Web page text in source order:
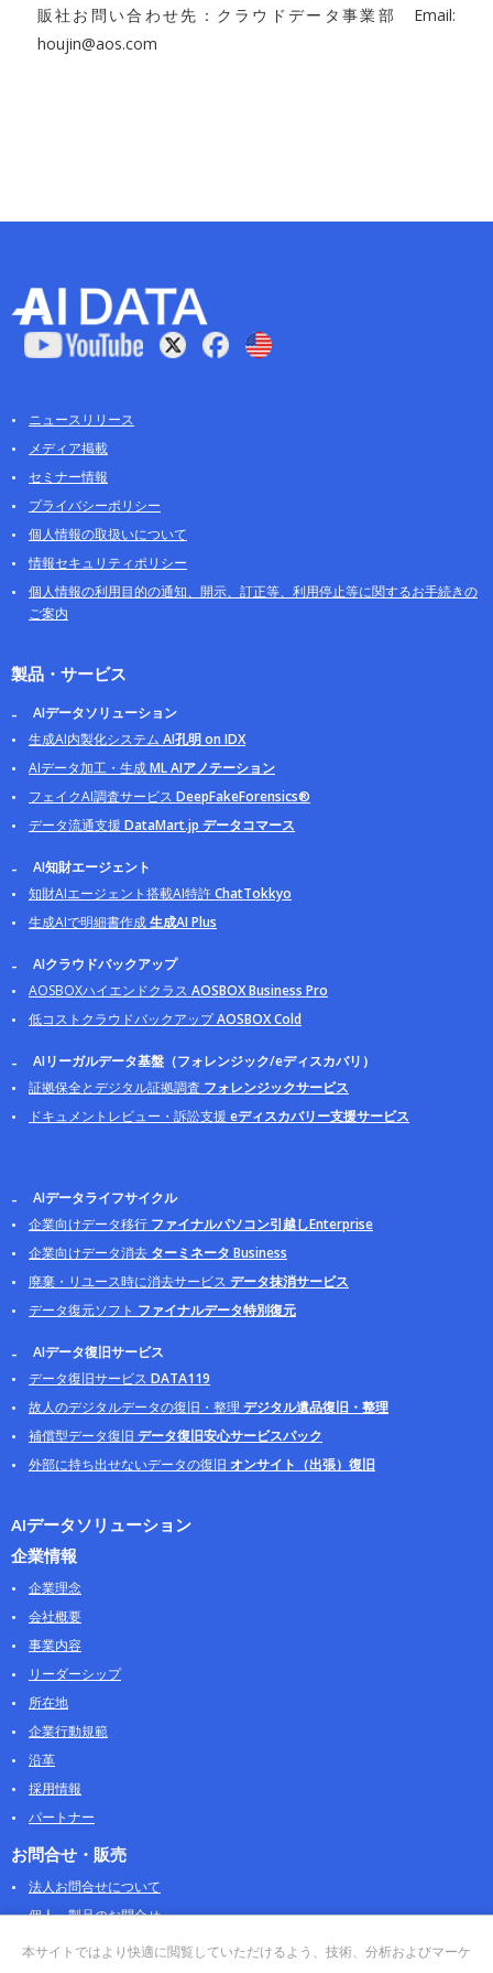
販社お問い合わせ先：クラウドデータ事業部 Email:
houjin@aos.com
ニュースリリース
メディア掲載
セミナー情報
プライバシーポリシー
個人情報の取扱いについて
情報セキュリティポリシー
個人情報の利用目的の通知、開示、訂正等、利用停止等に関するお手続きの
ご案内
製品・サービス
AIデータソリューション
生成AI内製化システム AI孔明 on IDX
AIデータ加工・生成ML AIアノテーション
フェイクAI調査サービス DeepFakeForensics®
データ流通支援 DataMart.jp データコマース
AI知財エージェント
知財AIエージェント搭載AI特許ChatTokkyo
生成AIで明細書作成生成AI Plus
AIクラウドバックアップ
AOSBOXハイエンドクラス AOSBOX Business Pro
低コストクラウドバックアップAOSBOX Cold
AIリーガルデータ基盤（フォレンジック/eディスカバリ）
証拠保全とデジタル証拠調査 フォレンジックサービス
ドキュメントレビュー・訴訟支援 eディスカバリー支援サービス
AIデータライフサイクル
企業向けデータ移行 ファイナルパソコン引越しEnterprise
企業向けデータ消去 ターミネータ Business
廃棄・リユース時に消去サービス データ抹消サービス
データ復元ソフト ファイナルデータ特別復元
AIデータ復旧サービス
データ復旧サービス DATA119
故人のデジタルデータの復旧・整理 デジタル遺品復旧・整理
補償型データ復旧 データ復旧安心サービスパック
外部に持ち出せないデータの復旧 オンサイト（出張）復旧
AIデータソリューション
企業情報
企業理念
会社概要
事業内容
リーダーシップ
所在地
企業行動規範
沿革
採用情報
パートナー
お問合せ・販売
法人お問合せについて
個人・製品のお問合せ
AOSストア
本サイトではより快適に閲覧していただけるよう、技術、分析およびマーケ